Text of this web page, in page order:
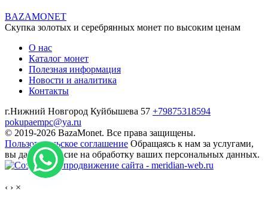
BAZAMONET
Скупка золотых и серебрянных монет по высоким ценам
О нас
Каталог монет
Полезная информация
Новости и аналитика
Контакты
г.Нижний Новгород Куйбышева 57 +79875318594
pokupaempc@ya.ru
© 2019-2026 BazaMonet. Все права защищены.
Пользовательское соглашение Обращаясь к нам за услугами,
вы даете согласие на обработку ваших персональных данных.
‹ › ×